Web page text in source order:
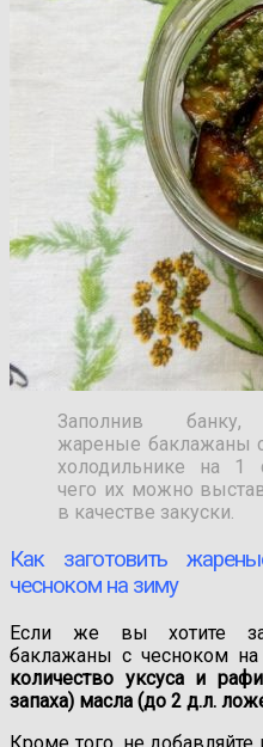
Заполнив банку,
жареные баклажаны
холодильнике на 1
чего их можно
в качестве закуски.
Как заготовить
чесноком на зиму
Если же вы хотите
баклажаны с чесноком
количество уксуса и
запаха) масла (до 2 д.л.
Кроме того, не